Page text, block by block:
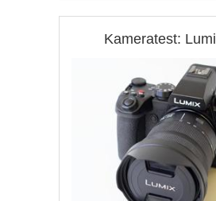
Kameratest: